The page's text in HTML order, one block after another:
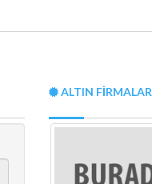
ALTIN FIRMALAR